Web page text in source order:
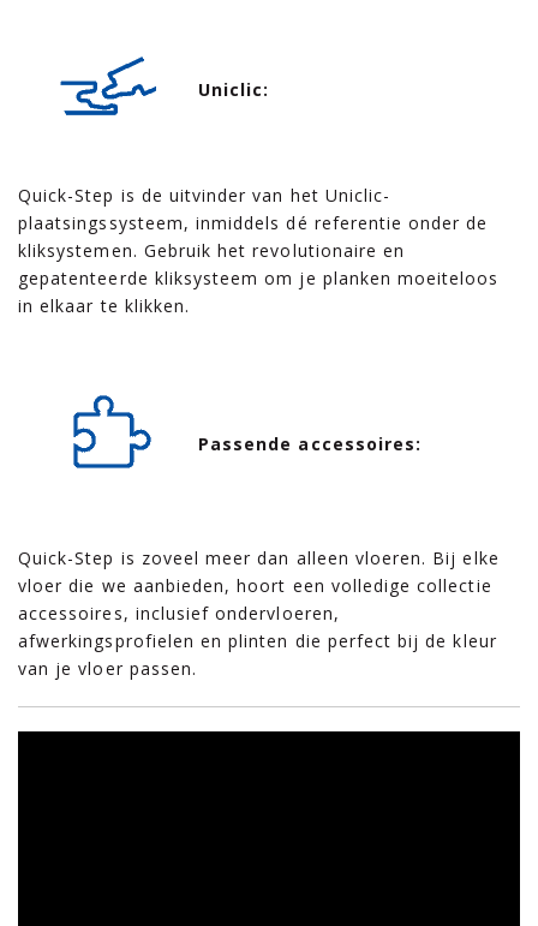
Uniclic:
Quick-Step is de uitvinder van het Uniclic-
plaatsingssysteem, inmiddels dé referentie onder de
kliksystemen. Gebruik het revolutionaire en
gepatenteerde kliksysteem om je planken moeiteloos
in elkaar te klikken.
Passende accessoires:
Quick-Step is zoveel meer dan alleen vloeren. Bij elke
vloer die we aanbieden, hoort een volledige collectie
accessoires, inclusief ondervloeren,
afwerkingsprofielen en plinten die perfect bij de kleur
van je vloer passen.